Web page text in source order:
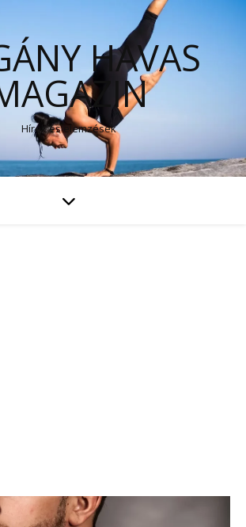
HAVAS
Hírek és elemzések